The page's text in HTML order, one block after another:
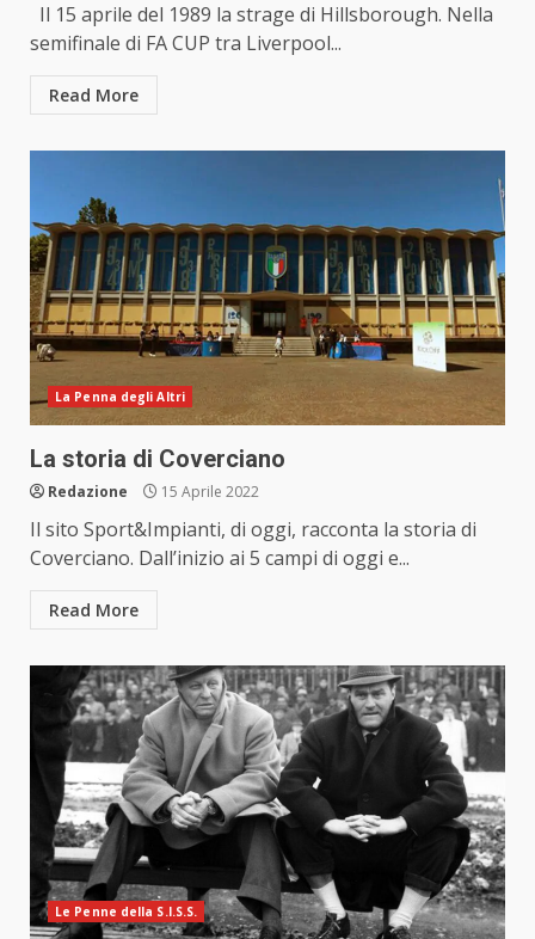
Il 15 aprile del 1989 la strage di Hillsborough. Nella
semifinale di FA CUP tra Liverpool...
Read More
La Penna degli Altri
La storia di Coverciano
Redazione 15 Aprile 2022
Il sito Sport&Impianti, di oggi, racconta la storia di
Coverciano. Dall’inizio ai 5 campi di oggi e...
Read More
Le Penne della S.I.S.S.